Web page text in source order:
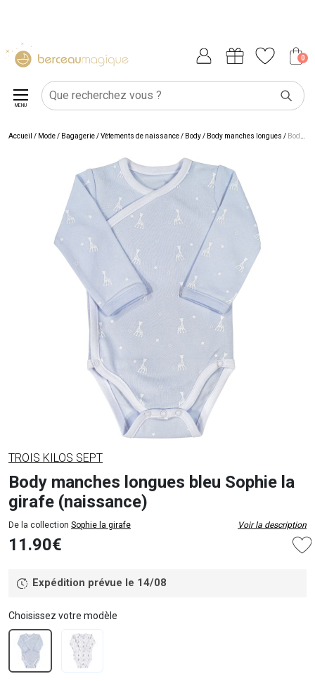
0
MENU
Accueil / Mode / Bagagerie/Vêtements de naissance/ Body/ Body manches longues / Body manches longues bleu Sophie la girafe (naissance)
TROIS KILOS SEPT
Body manches longues bleu Sophie la
girafe (naissance)
De la collection Sophie la girafe Voir la description
11.90€
Expédition prévue le 14/08
Choisissez votre modèle